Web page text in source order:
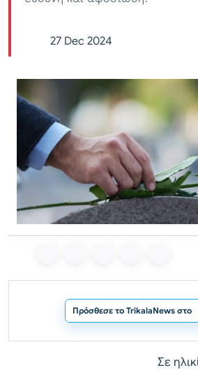
27 Dec 2024
Πρόσθεσε το TrikalaNews στο
Σε